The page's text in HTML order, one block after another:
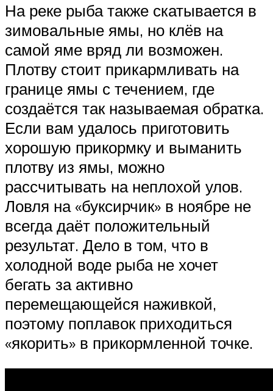
На реке рыба также скатывается в
зимовальные ямы, но клёв на
самой яме вряд ли возможен.
Плотву стоит прикармливать на
границе ямы с течением, где
создаётся так называемая обратка.
Если вам удалось приготовить
хорошую прикормку и выманить
плотву из ямы, можно
рассчитывать на неплохой улов.
Ловля на «буксирчик» в ноябре не
всегда даёт положительный
результат. Дело в том, что в
холодной воде рыба не хочет
бегать за активно
перемещающейся наживкой,
поэтому поплавок приходиться
«якорить» в прикормленной точке.